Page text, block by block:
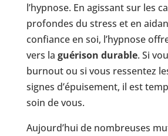
l’hypnose. En agissant sur les
profondes du stress et en
confiance en soi, l’hypnose
vers la guérison durable. Si
burnout ou si vous ressentez
signes d’épuisement, il est
soin de vous.
Aujourd’hui de nombreuses